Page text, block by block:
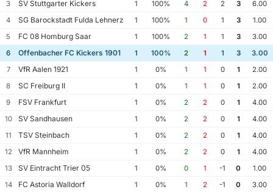
3
SV Stuttgarter Kickers 1 100% 4 2 2 3
6.00
4
SG Barockstadt Fulda Lehnerz 1 100% 1 0 1 3
1.00
5
FC 08 Homburg Saar 1 100% 2 1 1 3
3.00
6
Offenbacher FC Kickers 1901 1 100% 2 1 1 3
3.00
7
VfR Aalen 1921 1 0% 1 1 0 1
2.00
8
SC Freiburg II 1 0% 1 1 0 1
2.00
9
FSV Frankfurt 1 0% 2 2 0 1
4.00
10
SV Sandhausen 1 0% 2 2 0 1
4.00
11
TSV Steinbach 1 0% 2 2 0 1
4.00
12
VfR Mannheim 1 0% 2 2 0 1
4.00
13
SV Eintracht Trier 05 1 0% 0 1 -1 0
1.00
14
FC Astoria Walldorf 1 0% 1 2 -1 0
3.00